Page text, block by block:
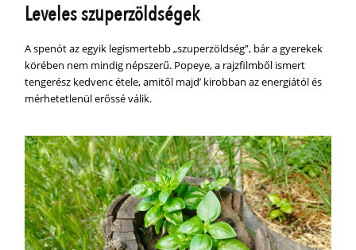
Leveles szuperzöldségek
A spenót az egyik legismertebb „szuperzöldség”, bár a gyerekek
körében nem mindig népszerű. Popeye, a rajzfilmből ismert
tengerész kedvenc étele, amitől majd’ kirobban az energiától és
mérhetetlenül erőssé válik.